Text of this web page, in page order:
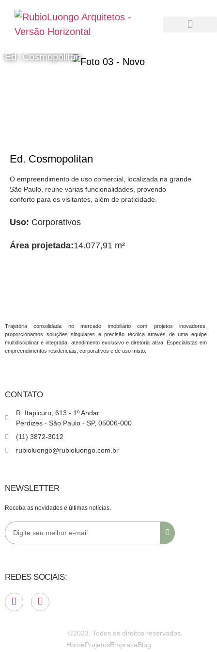
Ed. Cosmopolitan
Ed. Cosmopolitan
O empreendimento de uso comercial, localizada na grande
São Paulo, reúne várias funcionalidades, provendo
conforto para os visitantes, além de praticidade.
Uso: Corporativos
Área projetada:14.077,91 m²
Trajetória consolidada no mercado imobiliário com projetos inovadores,
proporcionamos soluções singulares e precisão técnica através de uma equipe
multidisciplinar e integrada, atendimento exclusivo e diretoria ativa. Especialistas em
empreendimentos residenciais, corporativos e de uso misto.
CONTATO
R. Itapicuru, 613 - 1º Andar
Perdizes - São Paulo - SP, 05006-000
(11) 3872-3012
rubioluongo@rubioluongo.com.br
NEWSLETTER
Receba as novidades e últimas notícias.
REDES SOCIAIS:
©2023. Todos os direitos reservados.
HomeProjetosEmpresaBlog